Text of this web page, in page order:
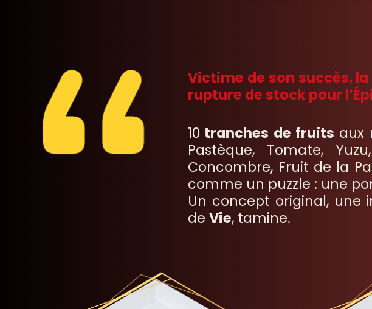
Victime de son succès,
rupture de stock pour
10 tranches de fruits aux
Pastèque, Tomate,
Concombre, Fruit de la
comme un puzzle : une
Un concept original, une
deVie, tamine.